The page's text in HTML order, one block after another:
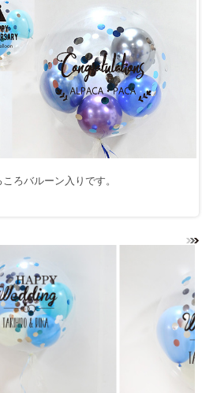
ろバルーン入りです。